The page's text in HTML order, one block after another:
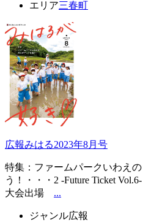
エリア三春町
広報みはる2023年8月号
特集：ファームパークいわえ
う！・・・2 -Future Ticket
大会出場 ...
ジャンル広報